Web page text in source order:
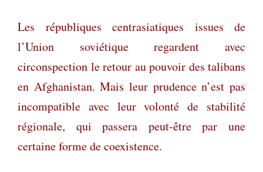
Les républiques centrasiatiques issues de
l’Union soviétique regardent avec
circonspection le retour au pouvoir des talibans
en Afghanistan. Mais leur prudence n’est pas
incompatible avec leur volonté de stabilité
régionale, qui passera peut-être par une
certaine forme de coexistence.